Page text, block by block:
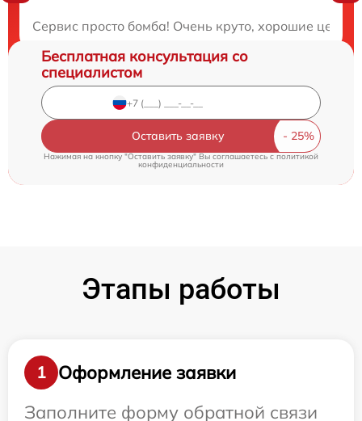
Сервис просто бомба! Очень круто, хорошие цены
Бесплатная консультация со
специалистом
Оставить заявку
Нажимая на кнопку "Оставить заявку" Вы соглашаетесь c политикой
конфиденциальности
Этапы работы
1
Оформление заявки
Заполните форму обратной связи